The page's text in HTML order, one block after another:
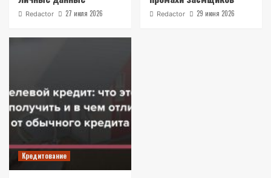
Redactor 27 июля 2026 Redactor 29 июня 2026
Кредитование